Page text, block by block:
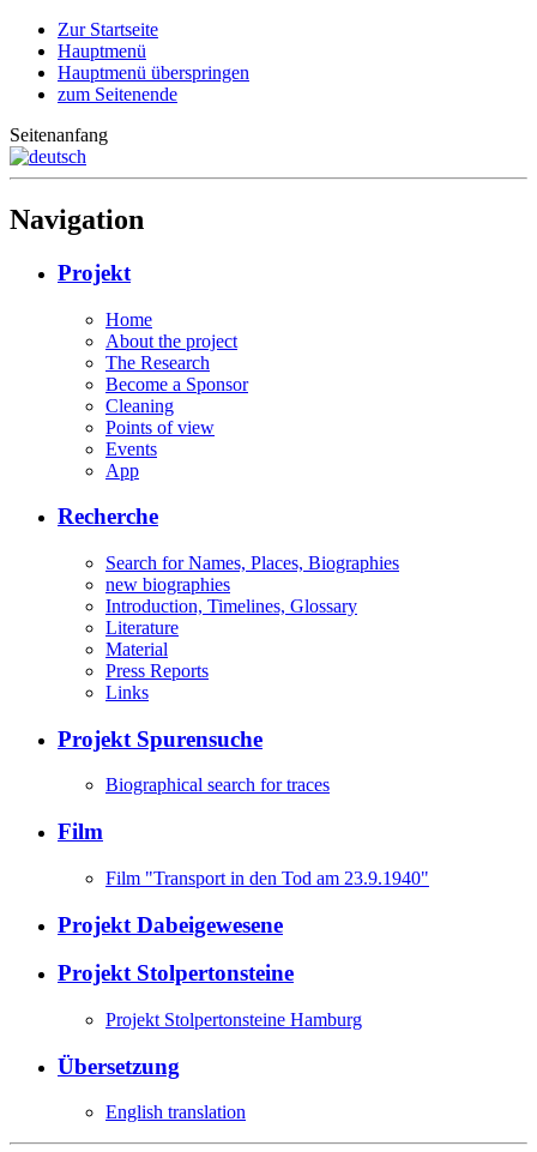
Zur Startseite
Hauptmenü
Hauptmenü überspringen
zum Seitenende
Seitenanfang
Navigation
Projekt
Home
About the project
The Research
Become a Sponsor
Cleaning
Points of view
Events
App
Recherche
Search for Names, Places, Biographies
new biographies
Introduction, Timelines, Glossary
Literature
Material
Press Reports
Links
Projekt Spurensuche
Biographical search for traces
Film
Film "Transport in den Tod am 23.9.1940"
Projekt Dabeigewesene
Projekt Stolpertonsteine
Projekt Stolpertonsteine Hamburg
Übersetzung
English translation